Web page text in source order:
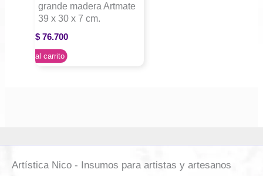
grande madera Artmate
39 x 30 x 7 cm.
$ 76.700
Agregar al carrito
Artística Nico - Insumos para artistas y artesanos